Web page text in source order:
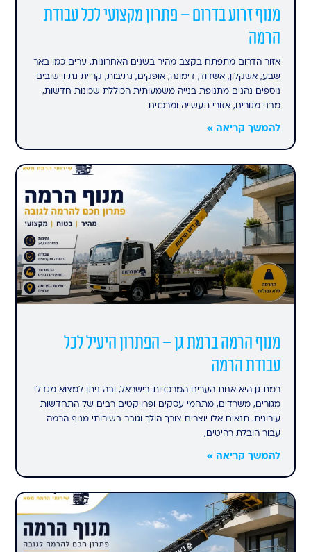
מנוף זרוע בדרום – פתרון מקצועי לכל עבודת
הרמה
אזור הדרום מתפתח בקצב מהיר בשנים האחרונות. ערים כמו באר
שבע, אשקלון, אשדוד, דימונה, אופקים, נתיבות, קריית גת ויישובים
נוספים נהנים מתנופת בנייה משמעותית הכוללת שכונות חדשות,
מבני מגורים, אזורי תעשייה ומרכזים
להמשך קריאה »
מנוף הרמה ברמת גן – הפתרון היעיל לכל
עבודת הרמה
רמת גן היא אחת הערים המרכזיות בישראל, ובה ניתן למצוא מגדלי
מגורים, משרדים, מתחמי עסקים ופרויקטים רבים של התחדשות
עירונית. תנאים אלו יוצרים צורך הולך וגובר בשירותי מנוף הרמה
עבור הובלת רהיטים,
להמשך קריאה »